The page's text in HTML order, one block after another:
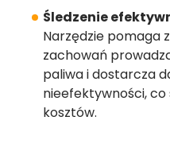
Śledzenie
Narzędzie pomaga
zachowań
paliwa i dostarcza
nieefektywności,
kosztów.